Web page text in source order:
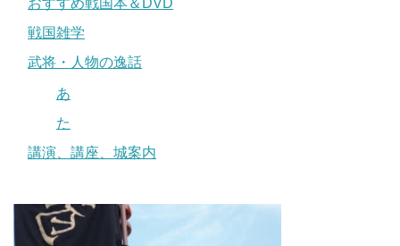
おすすめ戦国本＆DVD
戦国雑学
武将・人物の逸話
あ
た
講演、講座、城案内